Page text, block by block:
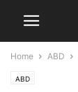
Home ABD
ABD